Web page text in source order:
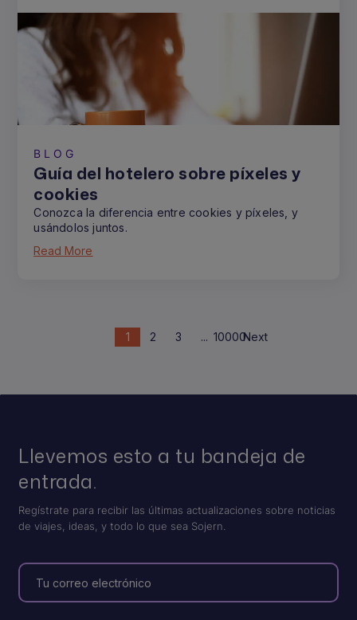
BLOG
Guía del hotelero sobre píxeles y
cookies
Conozca la diferencia entre cookies y píxeles, y
usándolos juntos.
Read More
1 2 3 ... 10000Next
Llevemos esto a tu bandeja de
entrada.
Regístrate para recibir las últimas actualizaciones sobre noticias
de viajes, ideas, y todo lo que sea Sojern.